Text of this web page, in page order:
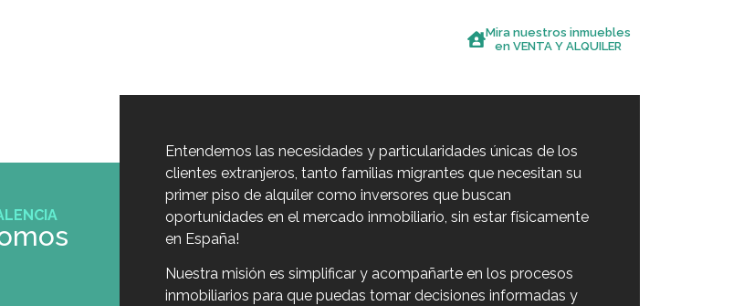
Mira nuestros inmuebles
en VENTA Y ALQUILER
Entendemos las necesidades y particularidades únicas de los
clientes extranjeros, tanto familias migrantes que necesitan su
primer piso de alquiler como inversores que buscan
oportunidades en el mercado inmobiliario, sin estar físicamente
en España!
Nuestra misión es simplificar y acompañarte en los procesos
inmobiliarios para que puedas tomar decisiones informadas y